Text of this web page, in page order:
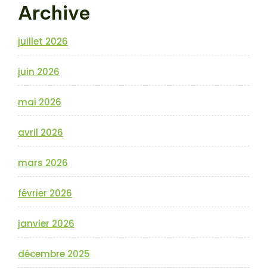
Archive
juillet 2026
juin 2026
mai 2026
avril 2026
mars 2026
février 2026
janvier 2026
décembre 2025